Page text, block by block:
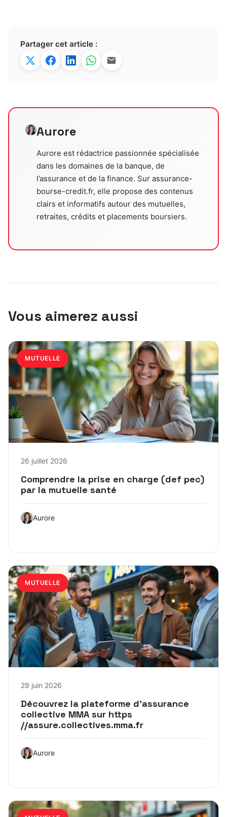
Partager cet article :
Aurore
Aurore est rédactrice passionnée spécialisée
dans les domaines de la banque, de
l’assurance et de la finance. Sur assurance-
bourse-credit.fr, elle propose des contenus
clairs et informatifs autour des mutuelles,
retraites, crédits et placements boursiers.
Vous aimerez aussi
MUTUELLE
26 juillet 2026
Comprendre la prise en charge (def pec)
par la mutuelle santé
Aurore
MUTUELLE
29 juin 2026
Découvrez la plateforme d’assurance
collective MMA sur https
//assure.collectives.mma.fr
Aurore